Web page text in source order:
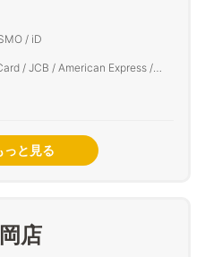
/ iD
/ JCB / American Express /
っと見る
店